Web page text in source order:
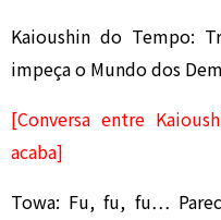
Kaioushin do Tempo:
impeça o Mundo dos
[Conversa entre
acaba]
Towa: Fu, fu, fu…